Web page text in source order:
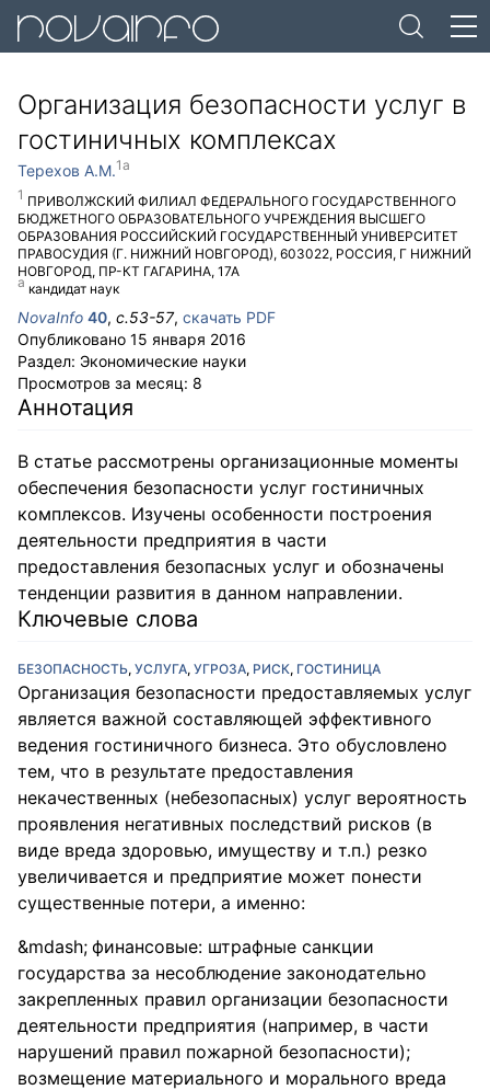
Организация безопасности услуг в
гостиничных комплексах
Терехов А.М.
ПРИВОЛЖСКИЙ ФИЛИАЛ ФЕДЕРАЛЬНОГО ГОСУДАРСТВЕННОГО
БЮДЖЕТНОГО ОБРАЗОВАТЕЛЬНОГО УЧРЕЖДЕНИЯ ВЫСШЕГО
ОБРАЗОВАНИЯ РОССИЙСКИЙ ГОСУДАРСТВЕННЫЙ УНИВЕРСИТЕТ
ПРАВОСУДИЯ (Г. НИЖНИЙ НОВГОРОД), 603022, РОССИЯ, Г НИЖНИЙ
НОВГОРОД, ПР-КТ ГАГАРИНА, 17А
кандидат наук
NovaInfo 40, с.53-57, скачать PDF
Опубликовано 15 января 2016
Раздел: Экономические науки
Просмотров за месяц: 8
Аннотация
В статье рассмотрены организационные моменты
обеспечения безопасности услуг гостиничных
комплексов. Изучены особенности построения
деятельности предприятия в части
предоставления безопасных услуг и обозначены
тенденции развития в данном направлении.
Ключевые слова
БЕЗОПАСНОСТЬ, УСЛУГА, УГРОЗА, РИСК, ГОСТИНИЦА
Организация безопасности предоставляемых услуг
является важной составляющей эффективного
ведения гостиничного бизнеса. Это обусловлено
тем, что в результате предоставления
некачественных (небезопасных) услуг вероятность
проявления негативных последствий рисков (в
виде вреда здоровью, имуществу и т.п.) резко
увеличивается и предприятие может понести
существенные потери, а именно:
финансовые: штрафные санкции
государства за несоблюдение законодательно
закрепленных правил организации безопасности
деятельности предприятия (например, в части
нарушений правил пожарной безопасности);
возмещение материального и морального вреда